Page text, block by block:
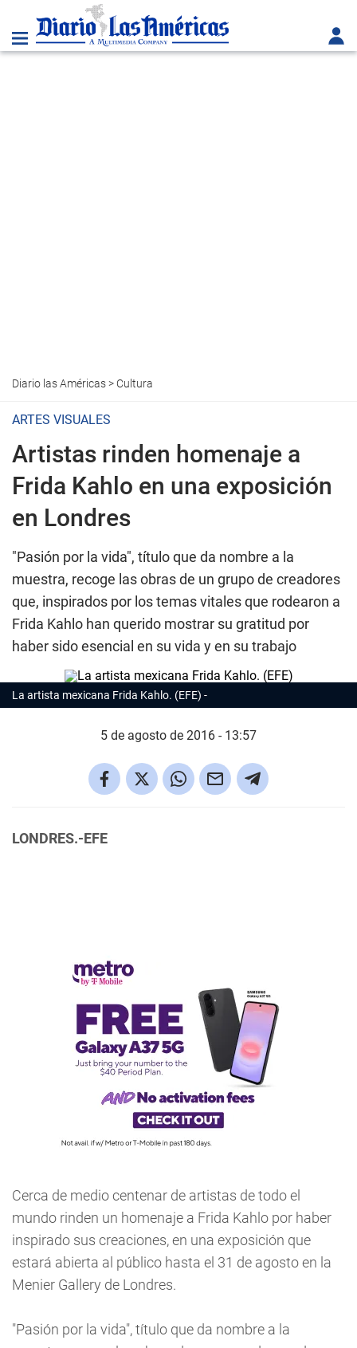
Diario las Américas> Cultura
ARTES VISUALES
Artistas rinden homenaje a
Frida Kahlo en una exposición
en Londres
"Pasión por la vida", título que da nombre a la
muestra, recoge las obras de un grupo de creadores
que, inspirados por los temas vitales que rodearon a
Frida Kahlo han querido mostrar su gratitud por
haber sido esencial en su vida y en su trabajo
La artista mexicana Frida Kahlo. (EFE)
5 de agosto de 2016 - 13:57
LONDRES.-EFE
Cerca de medio centenar de artistas de todo el
mundo rinden un homenaje a Frida Kahlo por haber
inspirado sus creaciones, en una exposición que
estará abierta al público hasta el 31 de agosto en la
Menier Gallery de Londres.
"Pasión por la vida", título que da nombre a la